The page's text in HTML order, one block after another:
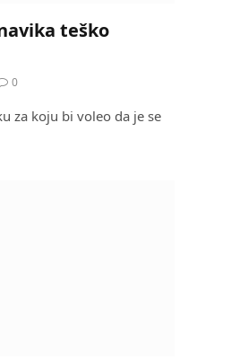
teško
0
za koju bi voleo da je se